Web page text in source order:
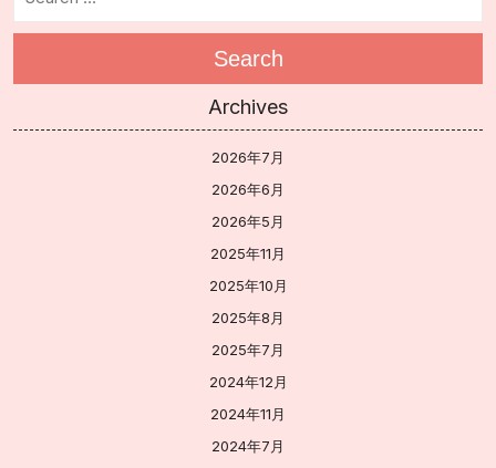
Search
Archives
2026年7月
2026年6月
2026年5月
2025年11月
2025年10月
2025年8月
2025年7月
2024年12月
2024年11月
2024年7月